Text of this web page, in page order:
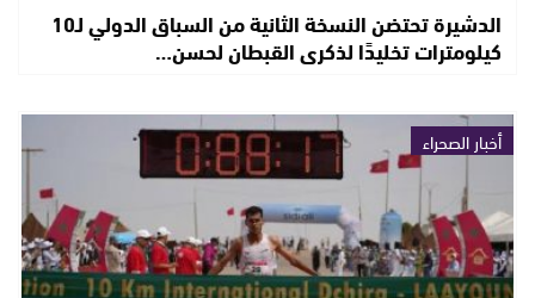
الدشيرة تحتضن النسخة الثانية من السباق الدولي لـ10
كيلومترات تخليدًا لذكرى القبطان لحسن…
أخبار الصحراء